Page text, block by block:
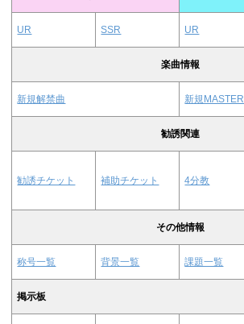
UR SSR UR
楽曲情報
新規解禁曲 新規MASTER
勧誘関連
勧誘チケット 補助チケット 4分教
その他情報
称号一覧 背景一覧 課題一覧
掲示板